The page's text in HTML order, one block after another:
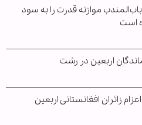
موازنه قدرت را به سود
است
اربعین در رشت
زائران افغانستانی اربعین